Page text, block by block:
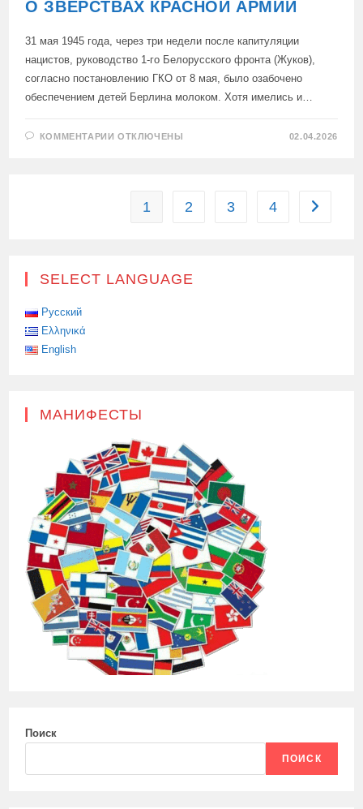
О ЗВЕРСТВАХ КРАСНОЙ АРМИИ
31 мая 1945 года, через три недели после капитуляции
нацистов, руководство 1-го Белорусского фронта (Жуков),
согласно постановлению ГКО от 8 мая, было озабочено
обеспечением детей Берлина молоком. Хотя имелись и…
КОММЕНТАРИИ К
ОТКЛЮЧЕНЫ 02.04.2026
1 2 3 4 Перейти
SELECT LANGUAGE
Русский
Ελληνικά
English
МАНИФЕСТЫ
Поиск
ПОИСК